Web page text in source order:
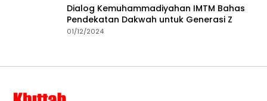
Dialog Kemuhammadiyahan IMTM Bahas
Pendekatan Dakwah untuk Generasi Z
01/12/2024